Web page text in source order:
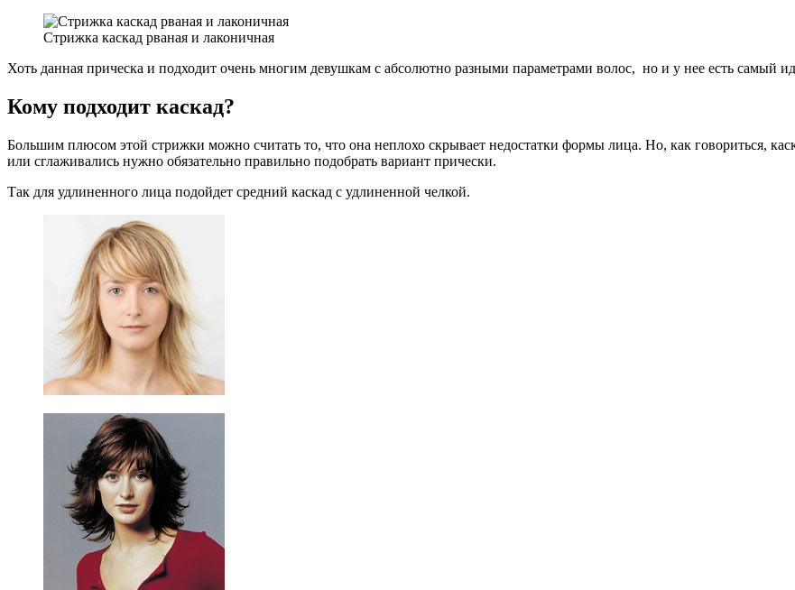
Стрижка каскад рваная и лаконичная
Хоть данная прическа и подходит очень многим девушкам с абсолютно разными параметрами волос, но и у нее есть самый
Кому подходит каскад?
Большим плюсом этой стрижки можно считать то, что она неплохо скрывает недостатки формы лица. Но, как говориться,
или сглаживались нужно обязательно правильно подобрать вариант прически.
Так для удлиненного лица подойдет средний каскад с удлиненной челкой.